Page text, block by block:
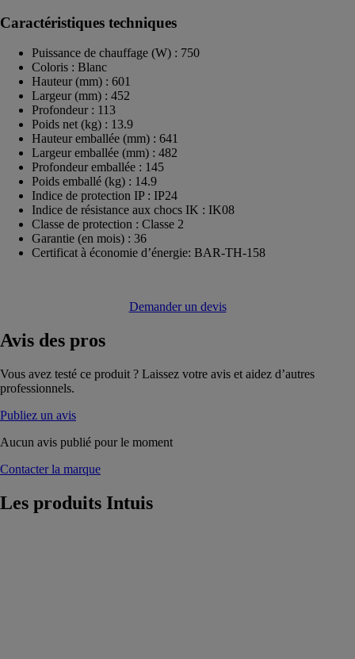
Caractéristiques techniques
Puissance de chauffage (W) : 750
Coloris : Blanc
Hauteur (mm) : 601
Largeur (mm) : 452
Profondeur : 113
Poids net (kg) : 13.9
Hauteur emballée (mm) : 641
Largeur emballée (mm) : 482
Profondeur emballée : 145
Poids emballé (kg) : 14.9
Indice de protection IP : IP24
Indice de résistance aux chocs IK : IK08
Classe de protection : Classe 2
Garantie (en mois) : 36
Certificat à économie d’énergie: BAR-TH-158
Demander un devis
Avis des pros
Vous avez testé ce produit ? Laissez votre avis et aidez d’autres
professionnels.
Publiez un avis
Aucun avis publié pour le moment
Contacter la marque
Les produits Intuis